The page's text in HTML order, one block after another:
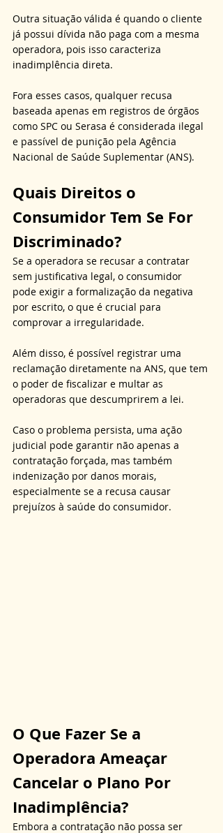
Outra situação válida é quando o cliente
já possui dívida não paga com a mesma
operadora, pois isso caracteriza
inadimplência direta.
Fora esses casos, qualquer recusa
baseada apenas em registros de órgãos
como SPC ou Serasa é considerada ilegal
e passível de punição pela Agência
Nacional de Saúde Suplementar (ANS).
Quais Direitos o
Consumidor Tem Se For
Discriminado?
Se a operadora se recusar a contratar
sem justificativa legal, o consumidor
pode exigir a formalização da negativa
por escrito, o que é crucial para
comprovar a irregularidade.
Além disso, é possível registrar uma
reclamação diretamente na ANS, que tem
o poder de fiscalizar e multar as
operadoras que descumprirem a lei.
Caso o problema persista, uma ação
judicial pode garantir não apenas a
contratação forçada, mas também
indenização por danos morais,
especialmente se a recusa causar
prejuízos à saúde do consumidor.
O Que Fazer Se a
Operadora Ameaçar
Cancelar o Plano Por
Inadimplência?
Embora a contratação não possa ser